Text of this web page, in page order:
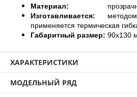
Материал: прозрачный
Изготавливается: методом
применяется термическая
Габаритный размер: 90х130
ХАРАКТЕРИСТИКИ
МОДЕЛЬНЫЙ РЯД